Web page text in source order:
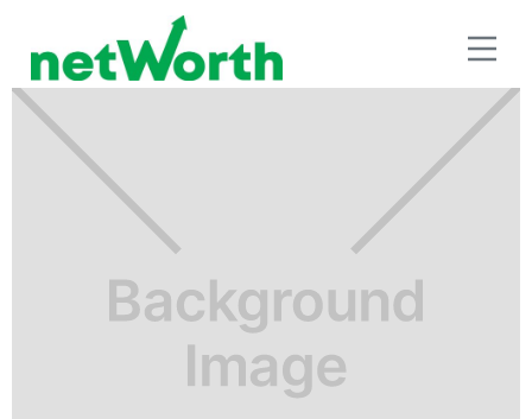
INVERSIÓN A LARGO PLAZO